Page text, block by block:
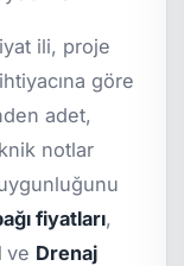
ili, proje
göre
adet,
notlar
fiyatları,
ve Drenaj